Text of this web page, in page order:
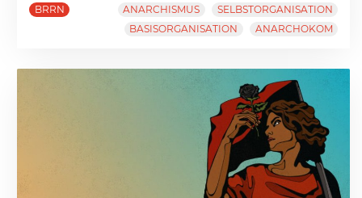
BRRN ANARCHISMUS
SELBSTORGANISATION
BASISORGANISATION
ANARCHOKOM